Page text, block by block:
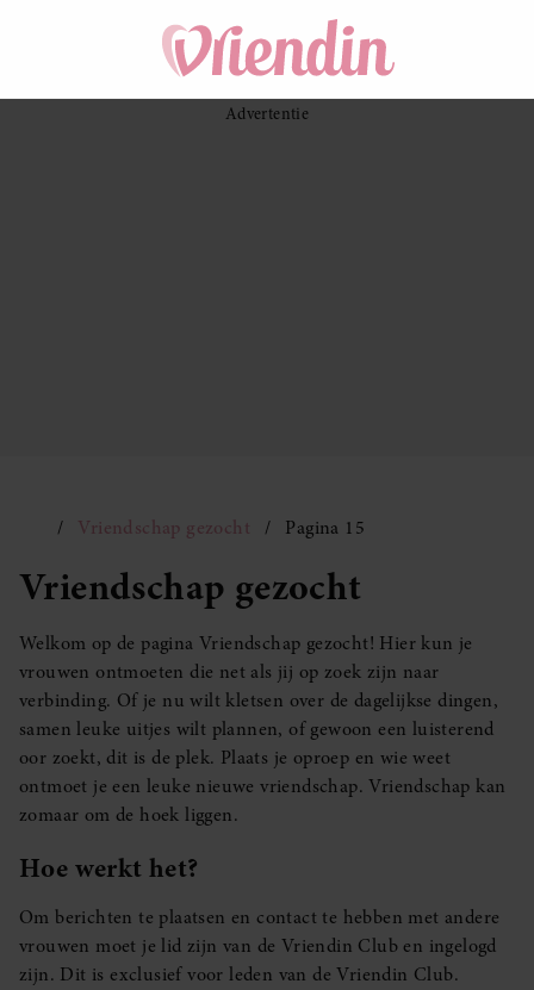
Vriendschap gezocht Pagina 15
Vriendschap gezocht
Welkom op de pagina Vriendschap gezocht! Hier kun je
vrouwen ontmoeten die net als jij op zoek zijn naar
verbinding. Of je nu wilt kletsen over de dagelijkse dingen,
samen leuke uitjes wilt plannen, of gewoon een luisterend
oor zoekt, dit is de plek. Plaats je oproep en wie weet
ontmoet je een leuke nieuwe vriendschap. Vriendschap kan
zomaar om de hoek liggen.
Hoe werkt het?
Om berichten te plaatsen en contact te hebben met andere
vrouwen moet je lid zijn van de Vriendin Club en ingelogd
zijn. Dit is exclusief voor leden van de Vriendin Club.